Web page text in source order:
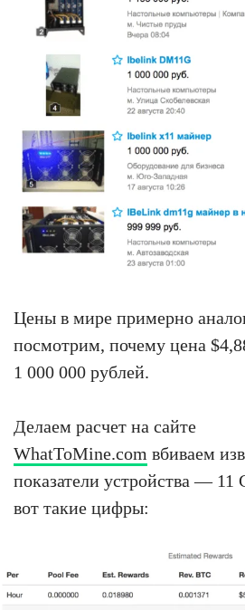
Цены в мире примерно
посмотрим, почему цена
1 000 000 рублей.
Делаем расчет на сайте
WhatToMine.com вбиваем
показатели устройства — 11
вот такие цифры: